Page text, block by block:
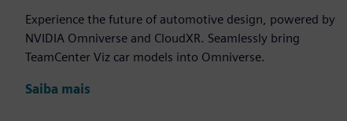
Experience the future of automotive design, powered by
NVIDIA Omniverse and CloudXR. Seamlessly bring
TeamCenter Viz car models into Omniverse.
Saiba mais